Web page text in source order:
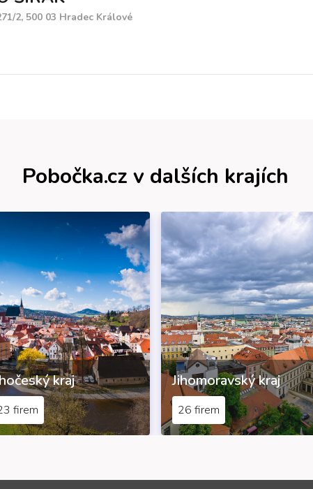
2, 500 03 Hradec Králové
Pobočka.cz v dalších krajích
kraj
firem
Jihomoravský kraj
26 firem